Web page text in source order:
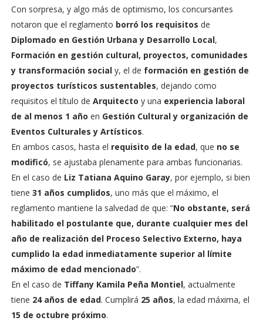
Con sorpresa, y algo más de optimismo, los concursantes
notaron que el reglamento borró los requisitos de
Diplomado en Gestión Urbana y Desarrollo Local,
Formación en gestión cultural, proyectos, comunidades
y transformación socialy, el de formación en gestión de
proyectos turísticos sustentables, dejando como
requisitos el título de Arquitecto y una experiencia laboral
de al menos 1 año en Gestión Cultural y organización de
Eventos Culturales y Artísticos.
En ambos casos, hasta el requisito de la edad, que no se
modificó, se ajustaba plenamente para ambas funcionarias.
En el caso de Liz Tatiana Aquino Garay, por ejemplo, si bien
tiene 31 años cumplidos, uno más que el máximo, el
reglamento mantiene la salvedad de que: “No obstante, será
habilitado el postulante que, durante cualquier mes del
año de realización del Proceso Selectivo Externo, haya
cumplido la edad inmediatamente superior al límite
máximo de edad mencionado”.
En el caso de Tiffany Kamila Peña Montiel, actualmente
tiene 24 años de edad. Cumplirá 25 años, la edad máxima, el
15 de octubre próximo.